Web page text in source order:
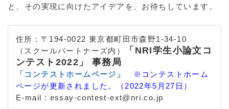
と、その実現に向けたアイデアを、お待ちしています。
住所 : 〒194-0022 東京都町田市森野1-34-10
（スクールパートナーズ内）
「NRI学生小論文コ
ンテスト2022」 事務局
「コンテストホームページ」
※コンテストホーム
ページが更新されました。（2022年5月27日）
E-mail : essay-contest-ext@nri.co.jp